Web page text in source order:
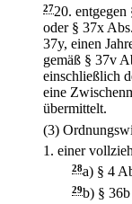
2720.
oder § 37x
37y, einen
gemäß § 37v
einschließlich
eine
übermittelt.
(3)
1. einer
28a) § 4
29b) §